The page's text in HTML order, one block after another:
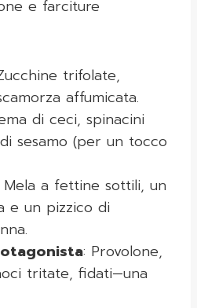
e farciture
trifolate,
affumicata.
di ceci, spinacini
sesamo (per un tocco
Mela a fettine sottili, un
e un pizzico di
: Provolone,
tritate, fidati—una